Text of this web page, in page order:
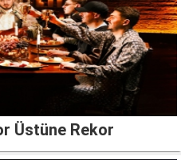
Üstüne Rekor